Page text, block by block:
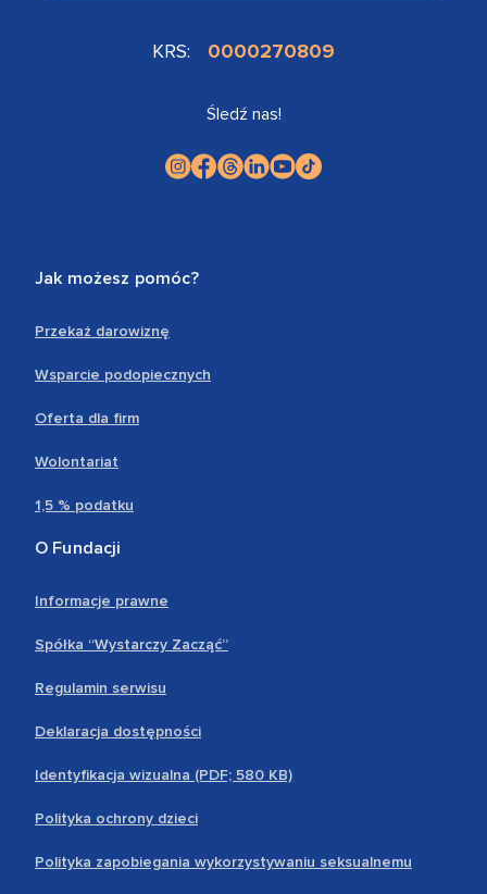
KRS: 0000270809
Śledź nas!
Jak możesz pomóc?
Przekaż darowiznę
Wsparcie podopiecznych
Oferta dla firm
Wolontariat
1,5 % podatku
O Fundacji
Informacje prawne
Spółka “Wystarczy Zacząć”
Regulamin serwisu
Deklaracja dostępności
Identyfikacja wizualna (PDF; 580 KB)
Polityka ochrony dzieci
Polityka zapobiegania wykorzystywaniu seksualnemu